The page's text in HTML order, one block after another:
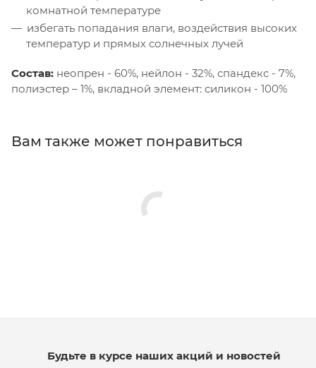
комнатной температуре
избегать попадания влаги, воздействия высоких
температур и прямых солнечных лучей
Состав: неопрен - 60%, нейлон - 32%, спандекс - 7%,
полиэстер – 1%, вкладной элемент: силикон - 100%
Вам также может понравиться
Будьте в курсе наших акций и новостей